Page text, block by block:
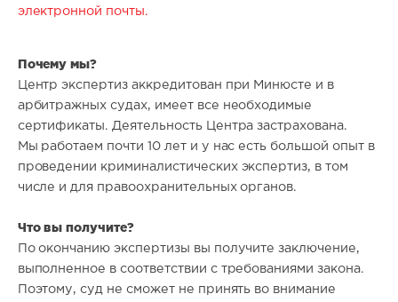
электронной почты.
Почему мы?
Центр экспертиз аккредитован при Минюсте и в
арбитражных судах, имеет все необходимые
сертификаты. Деятельность Центра застрахована.
Мы работаем почти 10 лет и у нас есть большой опыт в
проведении криминалистических экспертиз, в том
числе и для правоохранительных органов.
Что вы получите?
По окончанию экспертизы вы получите заключение,
выполненное в соответствии с требованиями закона.
Поэтому, суд не сможет не принять во внимание